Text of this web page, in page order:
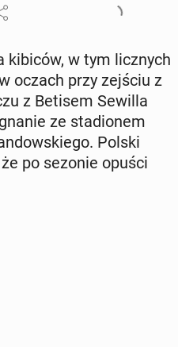
kibiców, w tym licz­nych
oczach przy zejściu z
z Betisem Sewilla
ze sta­dio­nem
Polski
że po sezonie opuści